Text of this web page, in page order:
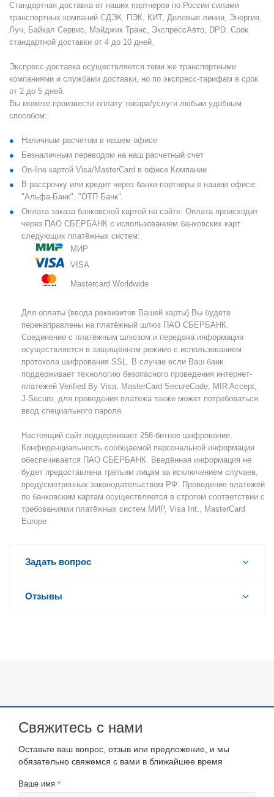
Стандартная доставка от наших партнеров по России силами
транспортных компаний СДЭК, ПЭК, КИТ, Деловые линии, Энергия,
Луч, Байкал Сервис, Мэйджик Транс, ЭкспрессАвто, DPD. Срок
стандартной доставки от 4 до 10 дней.
Экспресс-доставка осуществляется теми же транспортными
компаниями и службами доставки, но по экспресс-тарифам в срок
от 2 до 5 дней.
Вы можете произвести оплату товара/услуги любым удобным
способом:
Наличным расчетом в нашем офисе
Безналичным переводом на наш расчетный счет
On-line картой Visa/MasterCard в офисе Компании
В рассрочку или кредит через банки-партнеры в нашем офисе:
"Альфа-Банк", "ОТП Банк".
Оплата заказа банковской картой на сайте. Оплата происходит
через ПАО СБЕРБАНК с использованием банковских карт
следующих платёжных систем:
МИР
VISA
Mastercard Worldwide
Для оплаты (ввода реквизитов Вашей карты) Вы будете
перенаправлены на платёжный шлюз ПАО СБЕРБАНК.
Соединение с платёжным шлюзом и передача информации
осуществляется в защищённом режиме с использованием
протокола шифрования SSL. В случае если Ваш банк
поддерживает технологию безопасного проведения интернет-
платежей Verified By Visa, MasterCard SecureCode, MIR Accept,
J-Secure, для проведения платежа также может потребоваться
ввод специального пароля.
Настоящий сайт поддерживает 256-битное шифрование.
Конфиденциальность сообщаемой персональной информации
обеспечивается ПАО СБЕРБАНК. Введённая информация не
будет предоставлена третьим лицам за исключением случаев,
предусмотренных законодательством РФ. Проведение платежей
по банковским картам осуществляется в строгом соответствии с
требованиями платёжных систем МИР, Visa Int., MasterCard
Europe
Задать вопрос
Отзывы
Свяжитесь с нами
Оставьте ваш вопрос, отзыв или предложение, и мы
обязательно свяжемся с вами в ближайшее время
Ваше имя *